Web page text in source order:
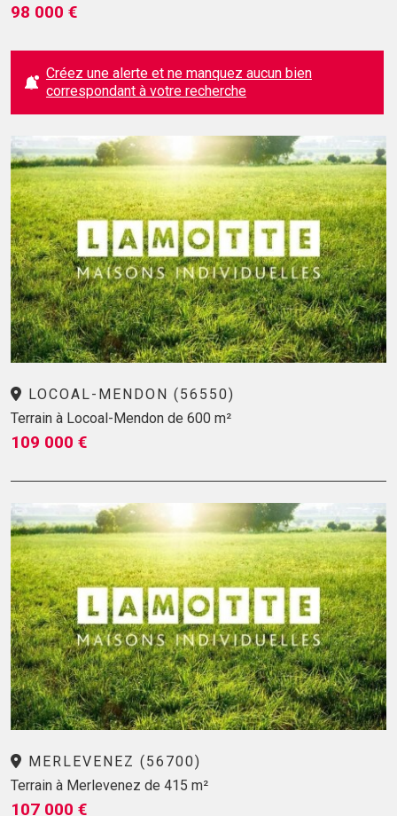
98 000 €
Créez une alerte et ne manquez aucun bien
correspondant à votre recherche
LOCOAL-MENDON (56550)
Terrain à Locoal-Mendon de 600 m²
109 000 €
MERLEVENEZ (56700)
Terrain à Merlevenez de 415 m²
107 000 €